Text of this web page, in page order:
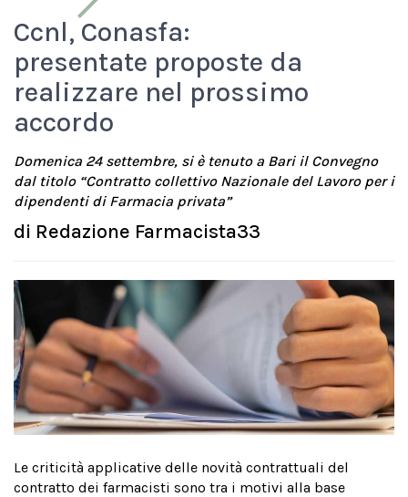
Ccnl, Conasfa:
presentate proposte da
realizzare nel prossimo
accordo
Domenica 24 settembre, si è tenuto a Bari il Convegno
dal titolo “Contratto collettivo Nazionale del Lavoro per i
dipendenti di Farmacia privata”
di Redazione Farmacista33
Le criticità applicative delle novità contrattuali del
contratto dei farmacisti sono tra i motivi alla base